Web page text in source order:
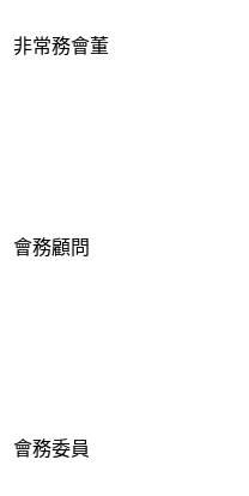
非常務會董
會務顧問
會務委員